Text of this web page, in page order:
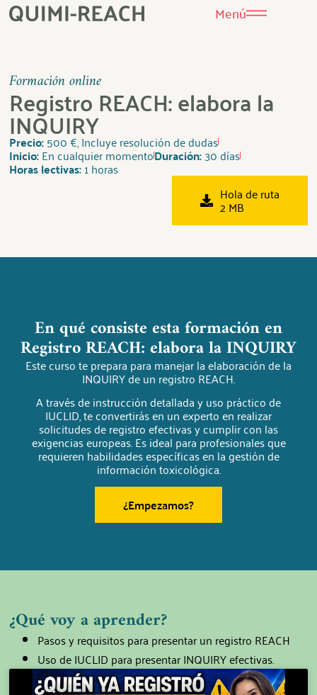
Menú
Formación online
Registro REACH: elabora la
INQUIRY
Precio:500 €, Incluye resolución de dudas
Inicio:En cualquier momentoDuración:30 días
Horas lectivas:1 horas
Hola de ruta
2 MB
En qué consiste esta formación en
Registro REACH: elabora la INQUIRY
Este curso te prepara para manejar la elaboración de la
INQUIRY de un registro REACH.
A través de instrucción detallada y uso práctico de
IUCLID, te convertirás en un experto en realizar
solicitudes de registro efectivas y cumplir con las
exigencias europeas. Es ideal para profesionales que
requieren habilidades específicas en la gestión de
información toxicológica.
¿Empezamos?
¿Qué voy a aprender?
Pasos y requisitos para presentar un registro REACH
Uso de IUCLID para presentar INQUIRY efectivas.